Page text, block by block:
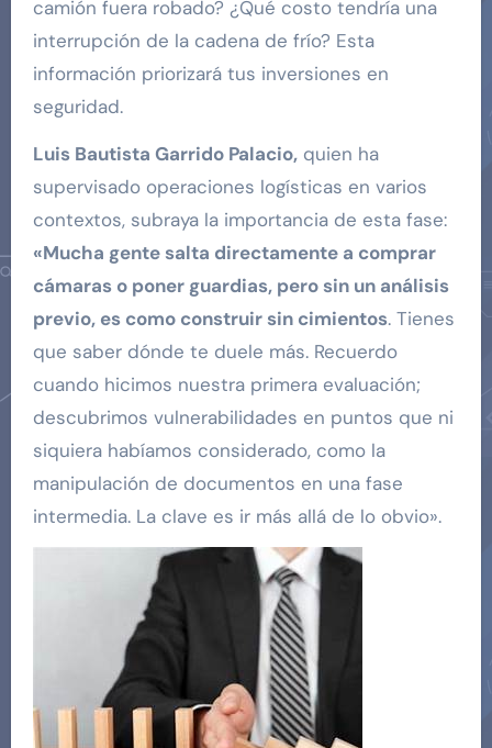
camión fuera robado? ¿Qué costo tendría una
interrupción de la cadena de frío? Esta
información priorizará tus inversiones en
seguridad.
Luis Bautista Garrido Palacio,quien ha
supervisado operaciones logísticas en varios
contextos, subraya la importancia de esta fase:
«Mucha gente salta directamente a comprar
cámaras o poner guardias, pero sin un análisis
previo, es como construir sin cimientos. Tienes
que saber dónde te duele más. Recuerdo
cuando hicimos nuestra primera evaluación;
descubrimos vulnerabilidades en puntos que ni
siquiera habíamos considerado, como la
manipulación de documentos en una fase
intermedia. La clave es ir más allá de lo obvio».